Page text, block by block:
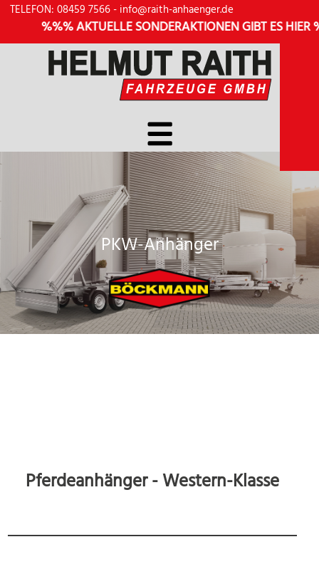
TELEFON: 08459 7566- info@raith-anhaenger.de
%%% AKTUELLE SONDERAKTIONEN GIBT ES HIER
PKW-Anhänger
Pferdeanhänger - Western-Klasse